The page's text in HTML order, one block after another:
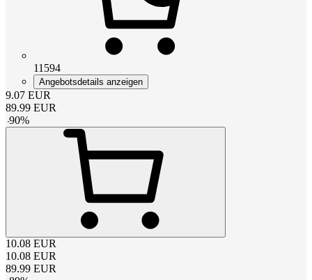
11594
Angebotsdetails anzeigen
9.07 EUR
89.99 EUR
-90%
10.08 EUR
10.08 EUR
89.99 EUR